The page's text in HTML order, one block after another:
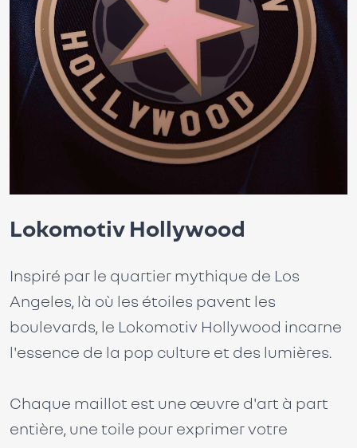
Lokomotiv Hollywood
Inspiré par le quartier mythique de Los
Angeles, là où les étoiles pavent les
boulevards, le Lokomotiv Hollywood incarne
l'essence de la pop culture et des lumières.
Chaque maillot est une œuvre d'art à part
entière, une toile pour exprimer votre